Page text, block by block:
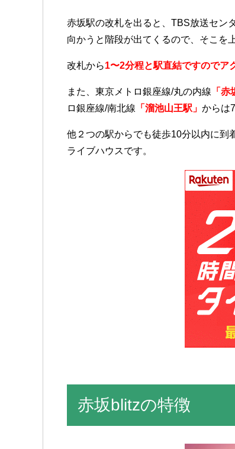
赤坂駅の改札を出ると、TBS放送セン
向かうと階段が出てくるので、そこを
改札から1〜2分程と駅直結ですのでア
また、東京メトロ銀座線/丸の内線 「赤
ロ銀座線/南北線 「溜池山王駅」 からは
他２つの駅からでも徒歩10分以内に到
ライブハウスです。
赤坂blitzの特徴